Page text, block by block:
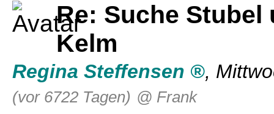
Re: Suche Stubel
Kelm
Regina Steffensen ,
(vor 6722 Tagen) @ Frank